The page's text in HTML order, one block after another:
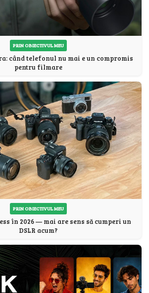
PRIN OBIECTIVUL MEU
când telefonul nu mai e un compromis
pentru filmare
PRIN OBIECTIVUL MEU
în 2026 — mai are sens să cumperi un
DSLR acum?